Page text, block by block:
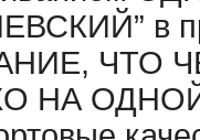
в
ЧТО
НА ОДНОЙ